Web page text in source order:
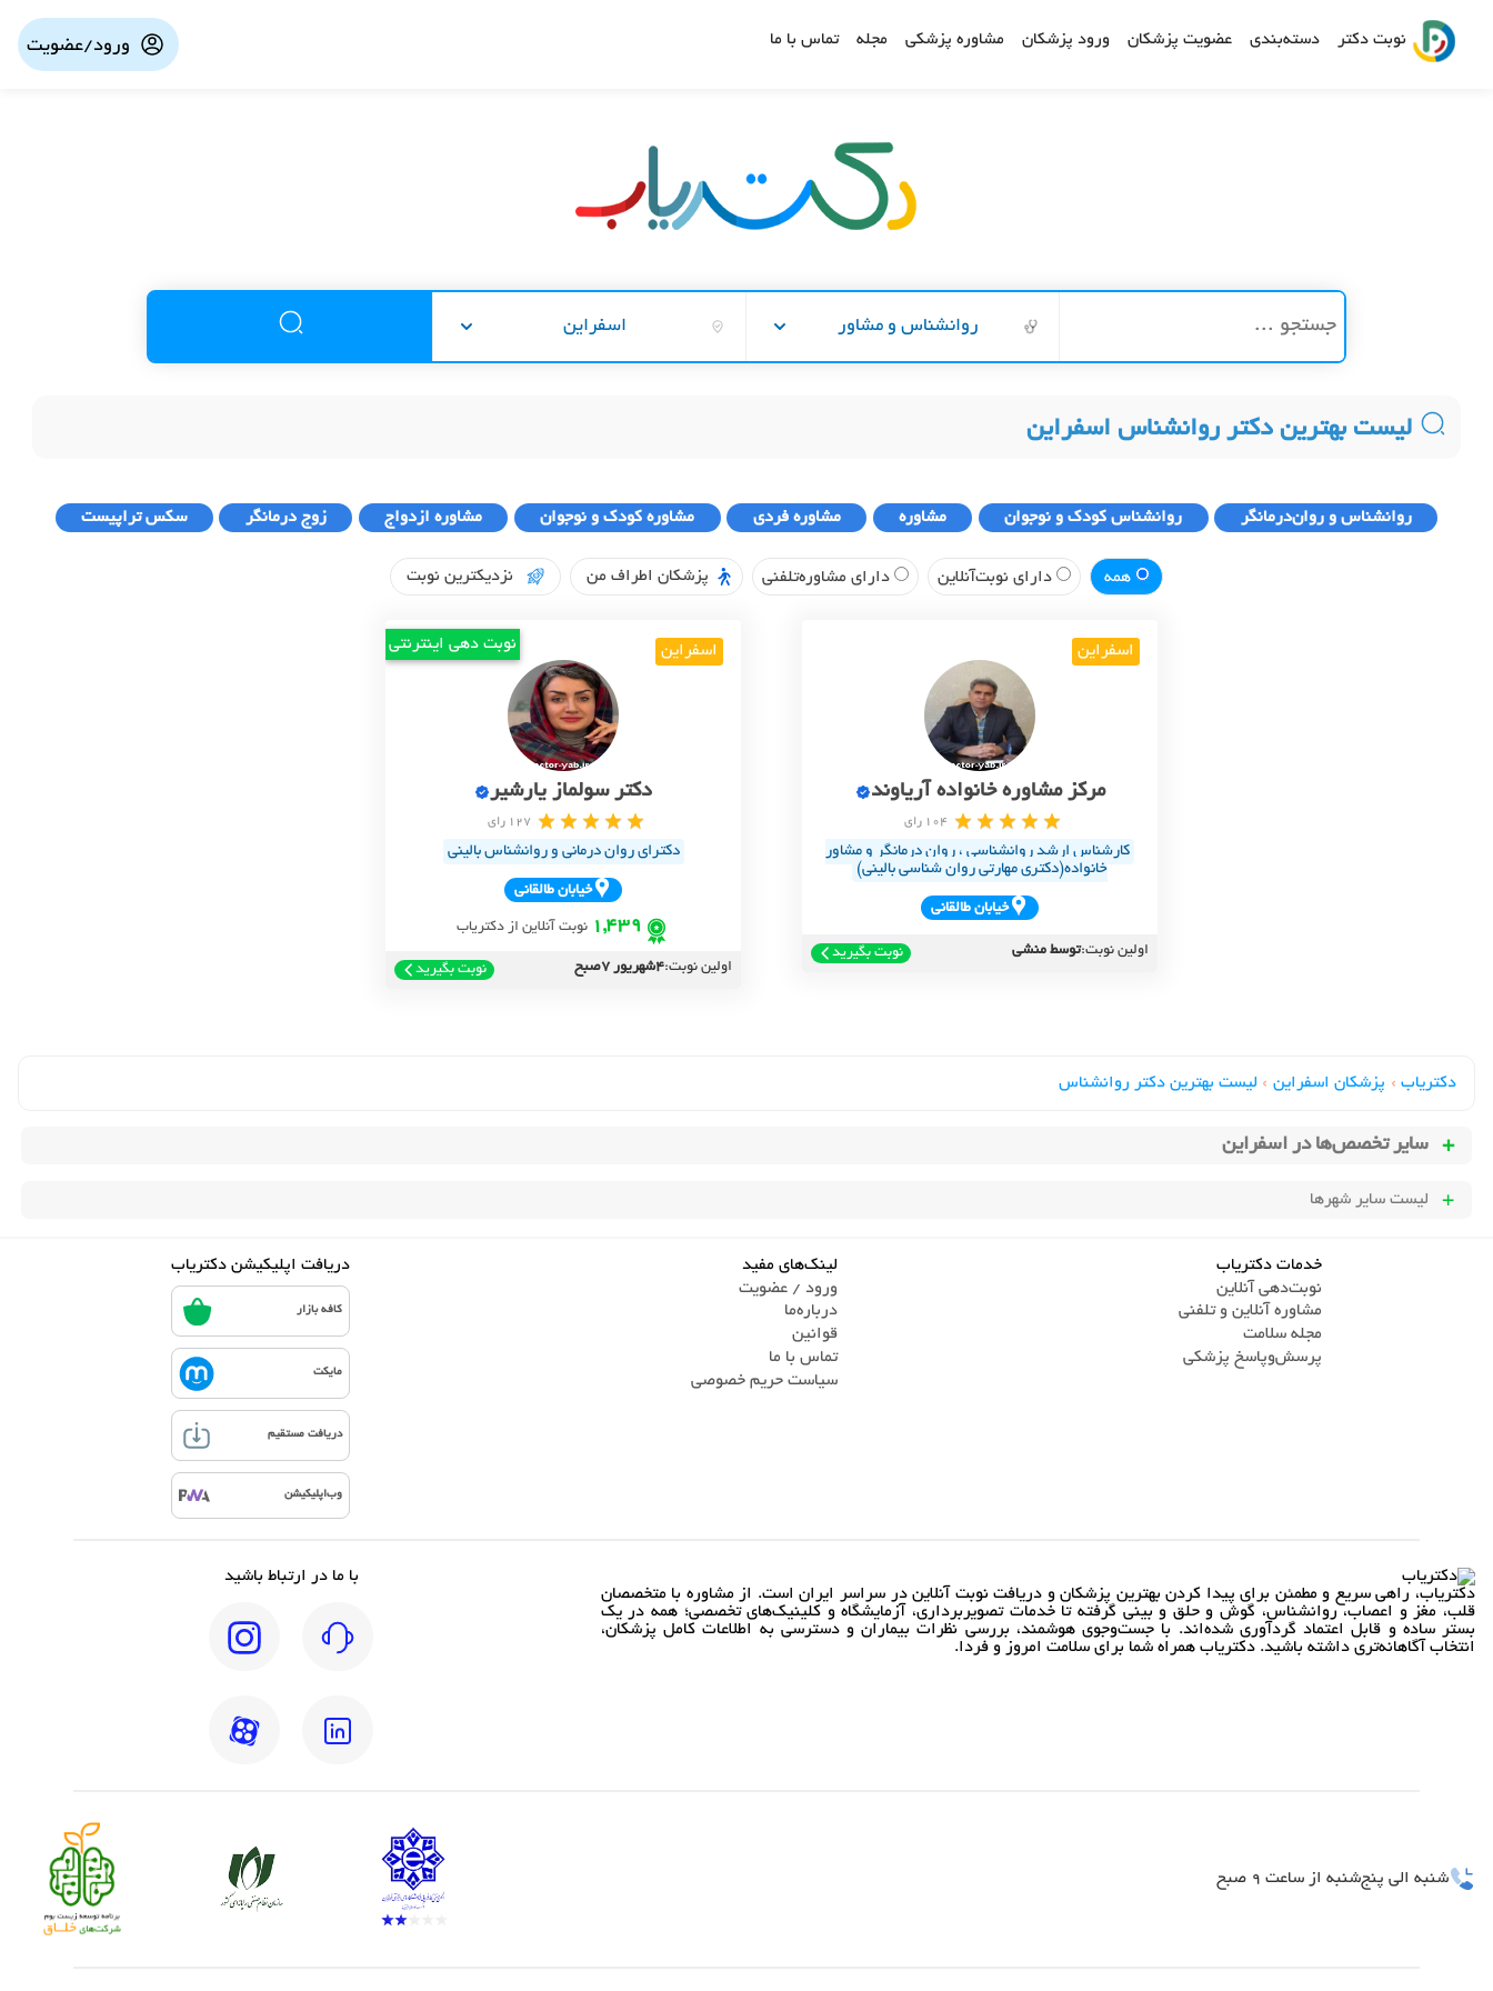
نوبت دکتر دسته‌بندی عضویت پزشکان ورود پزشکان مشاوره پزشکی مجله تماس با ما ورود/عضویت
روانشناس و مشاور اسفراین
لیست بهترین دکتر روانشناس اسفراین
روانشناس و روان‌درمانگر روانشناس کودک و نوجوان مشاوره مشاوره فردی مشاوره کودک و نوجوان مشاوره ازدواج زوج درمانگر سکس تراپیست
همه دارای نوبت‌آنلاین دارای مشاوره‌تلفنی پزشکان اطراف من نزدیکترین نوبت
اسفراین
مرکز مشاوره خانواده آریاوند
104 رای
کارشناس ارشد روانشناسی ، روان درمانگر و مشاور
خانواده(دکتری مهارتی روان شناسی بالینی)
خيابان طالقاني
اولین نوبت:توسط منشی نوبت بگیرید
اسفراین نوبت دهی اینترنتی
دکتر سولماز یارشیر
127 رای
دکترای روان درمانی و روانشناس بالینی
خيابان طالقاني
1,439 نوبت آنلاین از دکتریاب
اولین نوبت:4شهریور 7صبح نوبت بگیرید
دکتریاب › پزشکان اسفراین › لیست بهترین دکتر روانشناس
سایر تخصص‌ها در اسفراین
لیست سایر شهرها
خدمات دکتریاب
نوبت‌دهی آنلاین
مشاوره آنلاین و تلفنی
مجله سلامت
پرسش‌و‌پاسخ پزشکی
لینک‌های مفید
ورود / عضویت
درباره‌ما
قوانین
تماس ‌با ما
سیاست حریم خصوصی
دریافت اپلیکیشن دکتریاب
کافه بازار
مایکت
دریافت مستقیم
وب‌اپلیکیشن
دکتریاب، راهی سریع و مطمئن برای پیدا کردن بهترین پزشکان و دریافت نوبت آنلاین در سراسر ایران است. از مشاوره با متخصصان
قلب، مغز و اعصاب، روانشناس، گوش و حلق و بینی گرفته تا خدمات تصویربرداری، آزمایشگاه و کلینیک‌های تخصصی؛ همه در یک
بستر ساده و قابل اعتماد گردآوری شده‌اند. با جست‌وجوی هوشمند، بررسی نظرات بیماران و دسترسی به اطلاعات کامل پزشکان،
انتخاب آگاهانه‌تری داشته باشید. دکتریاب همراه شما برای سلامت امروز و فردا.
با ما در ارتباط باشید
شنبه الی پنج‌شنبه از ساعت 9 صبح